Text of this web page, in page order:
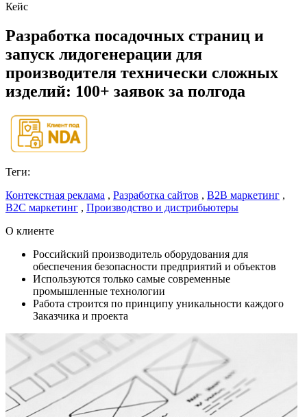
Кейс
Разработка посадочных страниц и
запуск лидогенерации для
производителя технически сложных
изделий: 100+ заявок за полгода
Теги:
Контекстная реклама , Разработка сайтов , B2B маркетинг ,
B2C маркетинг , Производство и дистрибьютеры
О клиенте
Российский производитель оборудования для
обеспечения безопасности предприятий и объектов
Используются только самые современные
промышленные технологии
Работа строится по принципу уникальности каждого
Заказчика и проекта